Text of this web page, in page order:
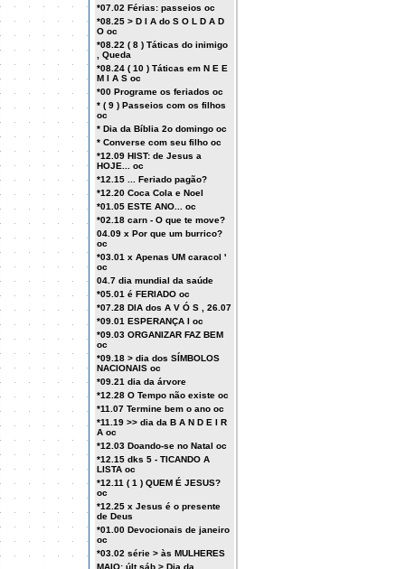
*07.02 Férias: passeios oc
*08.25 > D I A do S O L D A D
O oc
*08.22 ( 8 ) Táticas do inimigo
, Queda
*08.24 ( 10 ) Táticas em N E E
M I A S oc
*00 Programe os feriados oc
* ( 9 ) Passeios com os filhos
oc
* Dia da Bíblia 2o domingo oc
* Converse com seu filho oc
*12.09 HIST: de Jesus a
HOJE... oc
*12.15 ... Feriado pagão?
*12.20 Coca Cola e Noel
*01.05 ESTE ANO... oc
*02.18 carn - O que te move?
04.09 x Por que um burrico?
oc
*03.01 x Apenas UM caracol '
oc
04.7 dia mundial da saúde
*05.01 é FERIADO oc
*07.28 DIA dos A V Ó S , 26.07
*09.01 ESPERANÇA I oc
*09.03 ORGANIZAR FAZ BEM
oc
*09.18 > dia dos SÍMBOLOS
NACIONAIS oc
*09.21 dia da árvore
*12.28 O Tempo não existe oc
*11.07 Termine bem o ano oc
*11.19 >> dia da B A N D E I R
A oc
*12.03 Doando-se no Natal oc
*12.15 dks 5 - TICANDO A
LISTA oc
*12.11 ( 1 ) QUEM É JESUS?
oc
*12.25 x Jesus é o presente
de Deus
*01.00 Devocionais de janeiro
oc
*03.02 série > às MULHERES
MAIO: últ sáb > Dia da